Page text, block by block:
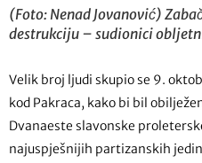
(Foto: Nenad Jovanović)
destrukciju – sudionici
Velik broj ljudi skupio se 9.
kod Pakraca, kako bi bil
Dvanaeste slavonske
najuspješnijih partizanskih